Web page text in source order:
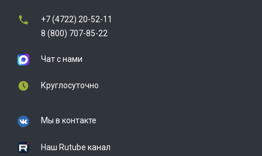
+7 (4722) 20-52-11
8 (800) 707-85-22
Чат с нами
Круглосуточно
Мы в контакте
Наш Rutube канал